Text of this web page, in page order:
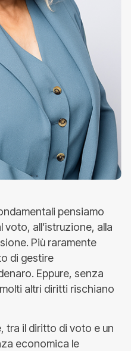
pensiamo
all’istruzione, alla
Più raramente
di gestire
Eppure, senza
altri diritti rischiano
tra il diritto di voto e un
economica le